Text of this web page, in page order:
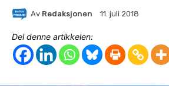
Av Redaksjonen 11. juli 2018
Del denne artikkelen: